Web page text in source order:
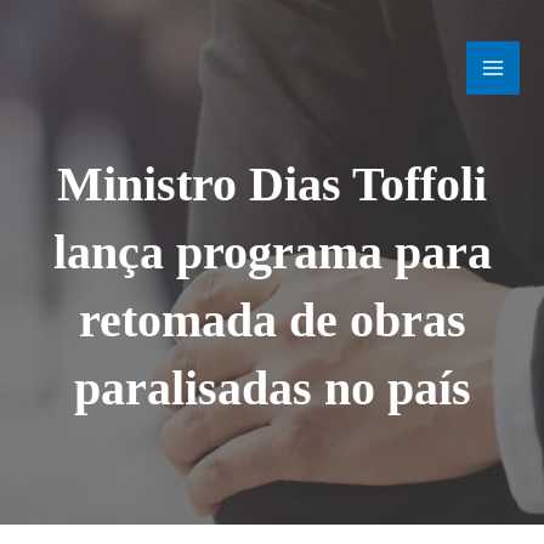
Ministro Dias Toffoli
lança programa para
retomada de obras
paralisadas no país